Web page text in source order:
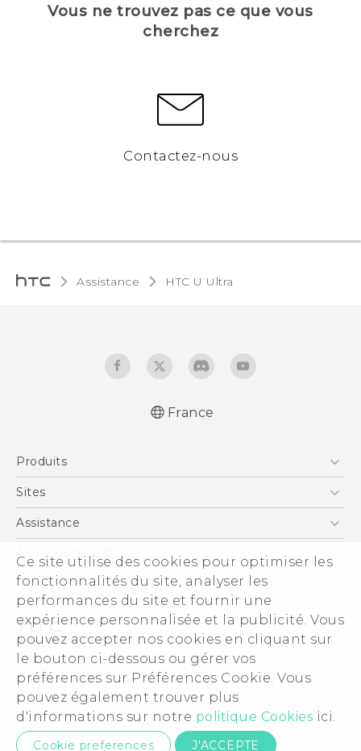
Ce site utilise des cookies pour optimiser les
fonctionnalités du site, analyser les
performances du site et fournir une
expérience personnalisée et la publicité. Vous
pouvez accepter nos cookies en cliquant sur
le bouton ci-dessous ou gérer vos
préférences sur Préférences Cookie. Vous
pouvez également trouver plus
d'informations sur notre politique Cookies ici.
Cookie preferences J'ACCEPTE
Vous ne trouvez pas ce que vous
cherchez
Contactez-nous
Assistance HTC U Ultra‎
réglementation
English - User manual
English - Safety and regulatory guide
France
Produits
Smartphones
Vive
Accessoires
Sites
HTC Vive
HTC Pro
Assistance
eCommerce Support
À propos de HTC
ESG
Informations sur la société
Sécurité du produit
Politique de confidentialité
Cookie Preferences
Carrières
Security and Privacy Whitepaper
© 2011-2026 HTC Corporation
Mentions Légales
Contact confidentialité:Global-Privacy@htc.com